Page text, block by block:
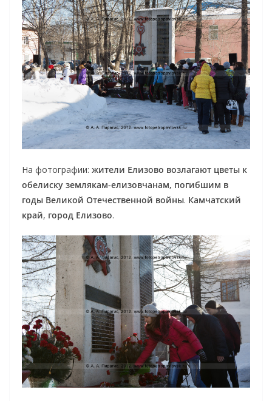
На фотографии: жители Елизово возлагают цветы к
обелиску землякам-елизовчанам, погибшим в
годы Великой Отечественной войны. Камчатский
край, город Елизово.